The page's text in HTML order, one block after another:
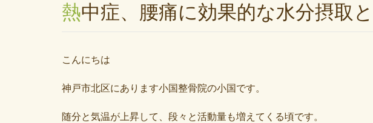
熱中症、腰痛に効果的な水分摂取
こんにちは
神戸市北区にあります小国整骨院の小国です。
随分と気温が上昇して、段々と活動量も増えてくる頃です。